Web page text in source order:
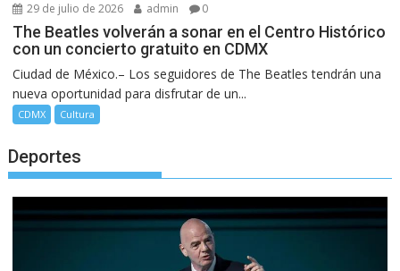
29 de julio de 2026 admin 0
The Beatles volverán a sonar en el Centro Histórico
con un concierto gratuito en CDMX
Ciudad de México.– Los seguidores de The Beatles tendrán una
nueva oportunidad para disfrutar de un...
CDMX Cultura
Deportes